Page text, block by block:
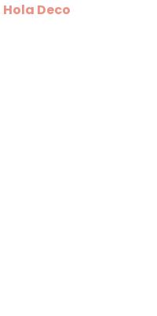
Hola Deco